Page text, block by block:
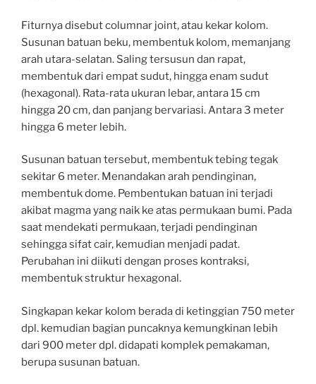
Fiturnya disebut columnar joint, atau kekar kolom.
Susunan batuan beku, membentuk kolom, memanjang
arah utara-selatan. Saling tersusun dan rapat,
membentuk dari empat sudut, hingga enam sudut
(hexagonal). Rata-rata ukuran lebar, antara 15 cm
hingga 20 cm, dan panjang bervariasi. Antara 3 meter
hingga 6 meter lebih.
Susunan batuan tersebut, membentuk tebing tegak
sekitar 6 meter. Menandakan arah pendinginan,
membentuk dome. Pembentukan batuan ini terjadi
akibat magma yang naik ke atas permukaan bumi. Pada
saat mendekati permukaan, terjadi pendinginan
sehingga sifat cair, kemudian menjadi padat.
Perubahan ini diikuti dengan proses kontraksi,
membentuk struktur hexagonal.
Singkapan kekar kolom berada di ketinggian 750 meter
dpl. kemudian bagian puncaknya kemungkinan lebih
dari 900 meter dpl. didapati komplek pemakaman,
berupa susunan batuan.